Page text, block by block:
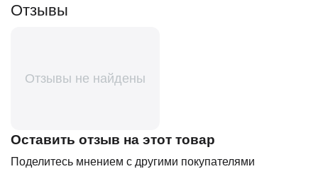
Отзывы
Отзывы не найдены
Оставить отзыв на этот товар
Поделитесь мнением с другими покупателями